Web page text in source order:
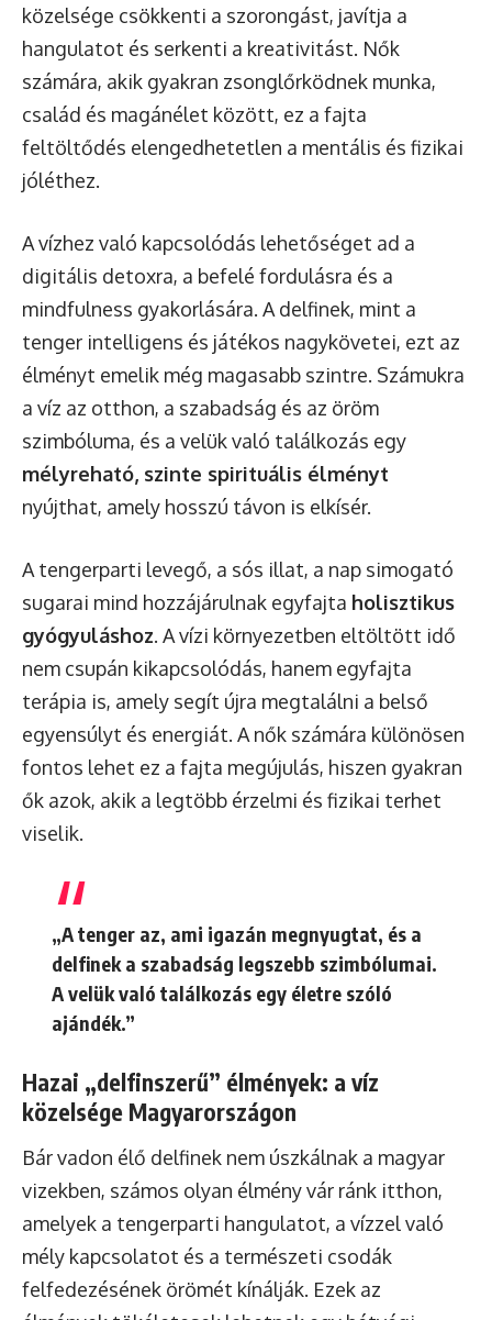
közelsége csökkenti a szorongást, javítja a
hangulatot és serkenti a kreativitást. Nők
számára, akik gyakran zsonglőrködnek munka,
család és magánélet között, ez a fajta
feltöltődés elengedhetetlen a mentális és fizikai
jóléthez.
A vízhez való kapcsolódás lehetőséget ad a
digitális detoxra, a befelé fordulásra és a
mindfulness gyakorlására. A delfinek, mint a
tenger intelligens és játékos nagykövetei, ezt az
élményt emelik még magasabb szintre. Számukra
a víz az otthon, a szabadság és az öröm
szimbóluma, és a velük való találkozás egy
mélyreható, szinte spirituális élményt
nyújthat, amely hosszú távon is elkísér.
A tengerparti levegő, a sós illat, a nap simogató
sugarai mind hozzájárulnak egyfajta holisztikus
gyógyuláshoz. A vízi környezetben eltöltött idő
nem csupán kikapcsolódás, hanem egyfajta
terápia is, amely segít újra megtalálni a belső
egyensúlyt és energiát. A nők számára különösen
fontos lehet ez a fajta megújulás, hiszen gyakran
ők azok, akik a legtöbb érzelmi és fizikai terhet
viselik.
„A tenger az, ami igazán megnyugtat, és a
delfinek a szabadság legszebb szimbólumai.
A velük való találkozás egy életre szóló
ajándék.”
Hazai „delfinszerű” élmények: a víz
közelsége Magyarországon
Bár vadon élő delfinek nem úszkálnak a magyar
vizekben, számos olyan élmény vár ránk itthon,
amelyek a tengerparti hangulatot, a vízzel való
mély kapcsolatot és a természeti csodák
felfedezésének örömét kínálják. Ezek az